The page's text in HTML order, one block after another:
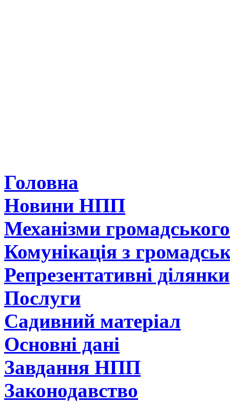
Головна
Новини НПП
Механізми
Комунікація з
Репрезентативні ділянки
Послуги
Садивний матеріал
Основні дані
Завдання НПП
Законодавство